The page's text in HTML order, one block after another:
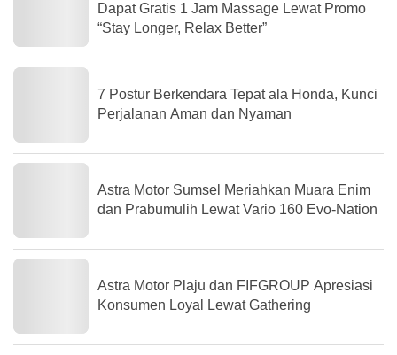
Dapat Gratis 1 Jam Massage Lewat Promo
“Stay Longer, Relax Better”
7 Postur Berkendara Tepat ala Honda, Kunci
Perjalanan Aman dan Nyaman
Astra Motor Sumsel Meriahkan Muara Enim
dan Prabumulih Lewat Vario 160 Evo-Nation
Astra Motor Plaju dan FIFGROUP Apresiasi
Konsumen Loyal Lewat Gathering